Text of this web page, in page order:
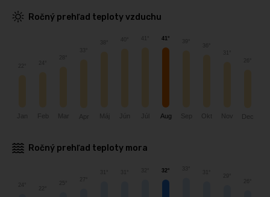
Ročný prehľad teploty vzduchu
Jan Feb Mar Apr Máj Jún
41°
Aug Sep Okt Nov Dec
Ročný prehľad teploty mora
32°